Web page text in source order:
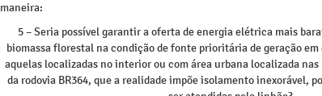
maneira:
5 – Seria possível garantir a oferta de energia elétrica mais
biomassa florestal na condição de fonte prioritária de geração em
aquelas localizadas no interior ou com área urbana localizada
da rodovia BR364, que a realidade impõe isolamento inexorável,